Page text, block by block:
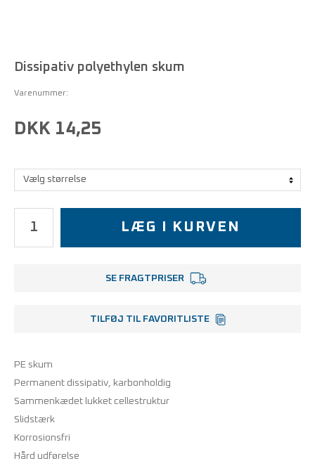
Dissipativ polyethylen skum
Varenummer:
DKK 14,25
LÆG I KURVEN
SE FRAGTPRISER
TILFØJ TIL FAVORITLISTE
PE skum
Permanent dissipativ, karbonholdig
Sammenkædet lukket cellestruktur
Slidstærk
Korrosionsfri
Hård udførelse